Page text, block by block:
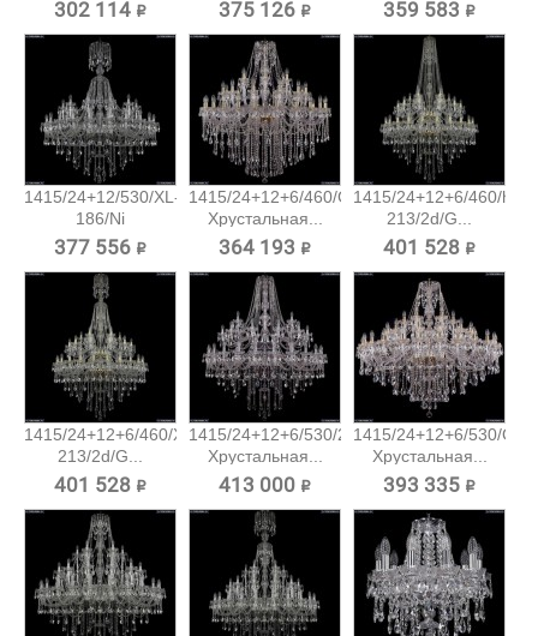
302 114 ₽ 375 126 ₽ 359 583 ₽
1415/24+12/530/XL-
186/Ni
Хрустальная...
377 556 ₽
1415/24+12+6/460/G
Хрустальная...
364 193 ₽
1415/24+12+6/460/h-
213/2d/G...
401 528 ₽
1415/24+12+6/460/XL-
213/2d/G...
401 528 ₽
1415/24+12+6/530/2d/Ni
Хрустальная...
413 000 ₽
1415/24+12+6/530/G
Хрустальная...
393 335 ₽